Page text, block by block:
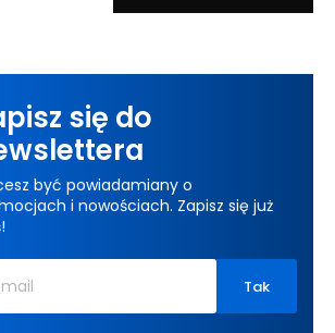
się do
być powiadamiany o
i nowościach. Zapisz się już